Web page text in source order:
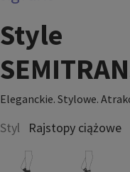
Style
Eleganckie. Stylowe.
Styl Rajstopy ciążowe